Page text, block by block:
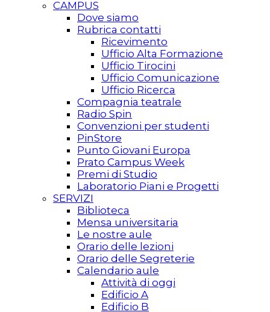
CAMPUS
Dove siamo
Rubrica contatti
Ricevimento
Ufficio Alta Formazione
Ufficio Tirocini
Ufficio Comunicazione
Ufficio Ricerca
Compagnia teatrale
Radio Spin
Convenzioni per studenti
PinStore
Punto Giovani Europa
Prato Campus Week
Premi di Studio
Laboratorio Piani e Progetti
SERVIZI
Biblioteca
Mensa universitaria
Le nostre aule
Orario delle lezioni
Orario delle Segreterie
Calendario aule
Attività di oggi
Edificio A
Edificio B